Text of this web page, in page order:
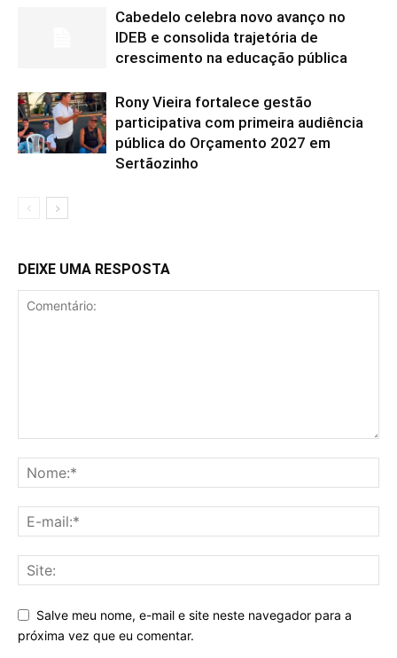
Cabedelo celebra novo avanço no
IDEB e consolida trajetória de
crescimento na educação pública
Rony Vieira fortalece gestão
participativa com primeira audiência
pública do Orçamento 2027 em
Sertãozinho
DEIXE UMA RESPOSTA
Salve meu nome, e-mail e site neste navegador para a
próxima vez que eu comentar.